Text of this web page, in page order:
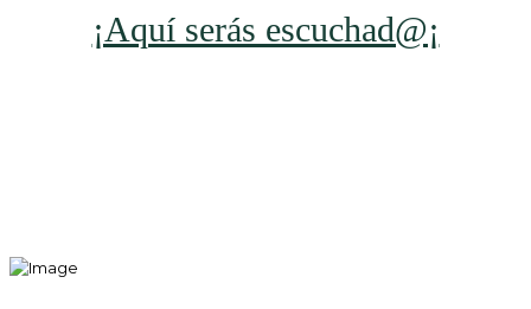
¡Aquí serás escuchad@¡